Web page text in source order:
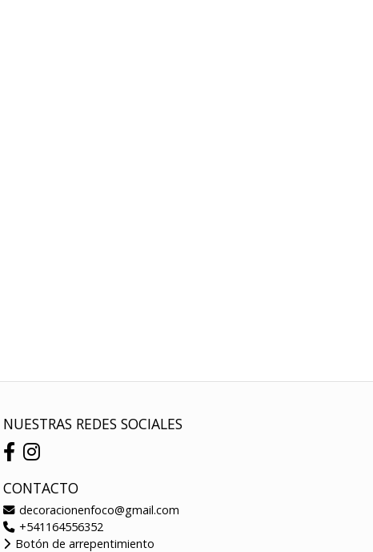
NUESTRAS REDES SOCIALES
CONTACTO
decoracionenfoco@gmail.com
+541164556352
Botón de arrepentimiento